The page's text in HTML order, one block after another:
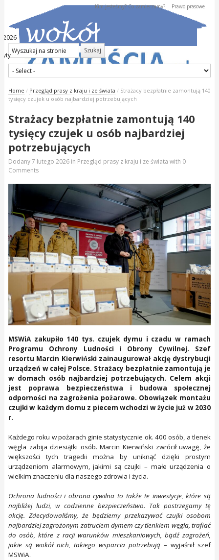
Kim jesteśmy? Co zamierzamy? Prawo prasowe
2026
Home / Przegląd prasy z kraju i ze świata / Strażacy bezpłatnie zamontują 140
tysięcy czujek u osób najbardziej potrzebujących
Strażacy bezpłatnie zamontują 140
tysięcy czujek u osób najbardziej
potrzebujących
Dodany7 lutego 2026in Przegląd prasy z kraju i ze świata with 0
Comments
MSWiA zakupiło 140 tys. czujek dymu i czadu w ramach
Programu Ochrony Ludności i Obrony Cywilnej. Szef
resortu Marcin Kierwiński zainaugurował akcję dystrybucji
urządzeń w całej Polsce. Strażacy bezpłatnie zamontują je
w domach osób najbardziej potrzebujących. Celem akcji
jest poprawa bezpieczeństwa i budowa społecznej
odporności na zagrożenia pożarowe. Obowiązek montażu
czujki w każdym domu z piecem wchodzi w życie już w 2030
r.
Każdego roku w pożarach ginie statystycznie ok. 400 osób, a tlenek
węgla zabija dziesiątki osób. Marcin Kierwiński zwrócił uwagę, że
większości tych tragedii można by uniknąć dzięki prostym
urządzeniom alarmowym, jakimi są czujki – małe urządzenia o
wielkim znaczeniu dla naszego zdrowia i życia.
Ochrona ludności i obrona cywilna to także te inwestycje, które są
najbliżej ludzi, w codzienne bezpieczeństwo. Tak postrzegamy tę
akcję. Zdecydowaliśmy, że będziemy przekazywać czujki osobom
najbardziej zagrożonym zatruciem dymem czy tlenkiem węgla, trafiać
do osób, które z racji warunków mieszkaniowych, bądź zagrożeń,
jakie są wokół nich, takiego wsparcia potrzebują – wyjaśnił szef
MSWiA.